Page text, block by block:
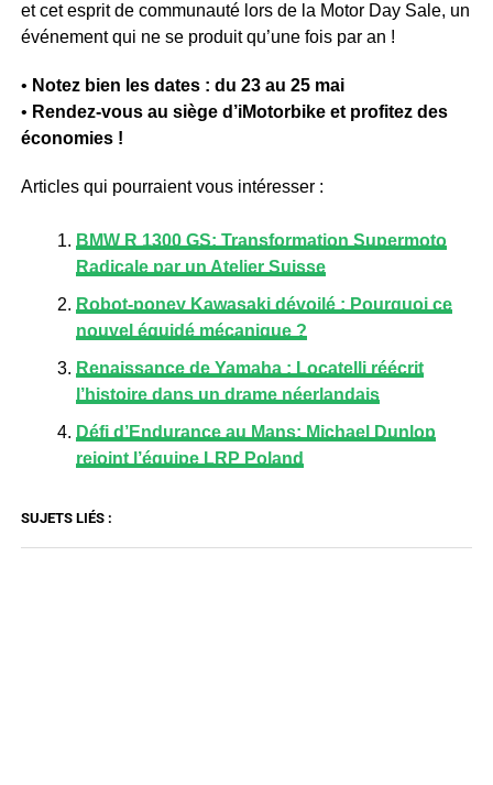
et cet esprit de communauté lors de la Motor Day Sale, un
événement qui ne se produit qu’une fois par an !
• Notez bien les dates : du 23 au 25 mai
• Rendez-vous au siège d’iMotorbike et profitez des
économies !
Articles qui pourraient vous intéresser :
BMW R 1300 GS: Transformation Supermoto
Radicale par un Atelier Suisse
Robot-poney Kawasaki dévoilé : Pourquoi ce
nouvel équidé mécanique ?
Renaissance de Yamaha : Locatelli réécrit
l’histoire dans un drame néerlandais
Défi d’Endurance au Mans: Michael Dunlop
rejoint l’équipe LRP Poland